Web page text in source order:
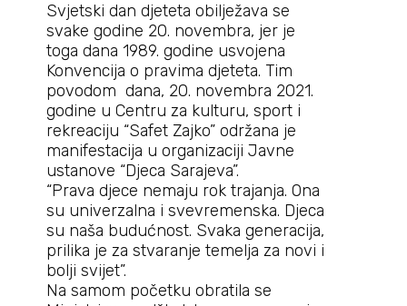
Svjetski dan djeteta obilježava se
svake godine 20. novembra, jer je
toga dana 1989. godine usvojena
Konvencija o pravima djeteta. Tim
povodom dana, 20. novembra 2021.
godine u Centru za kulturu, sport i
rekreaciju “Safet Zajko” održana je
manifestacija u organizaciji Javne
ustanove “Djeca Sarajeva”.
“Prava djece nemaju rok trajanja. Ona
su univerzalna i svevremenska. Djeca
su naša budućnost. Svaka generacija,
prilika je za stvaranje temelja za novi i
bolji svijet”.
Na samom početku obratila se